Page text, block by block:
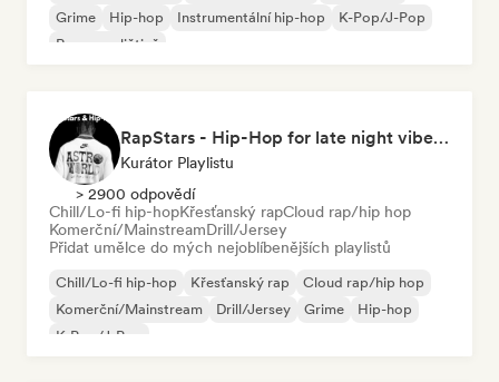
Grime
Hip-hop Instrumentální hip-hop
K-Pop/J-Pop
Rap v angličtině
RapStars - Hip-Hop for late night vibes (by Music Outsider)
Kurátor Playlistu
> 2900 odpovědí
Chill/Lo-fi hip-hopKřesťanský rapCloud rap/hip hop
Komerční/MainstreamDrill/Jersey
Přidat umělce do mých nejoblíbenějších playlistů
Chill/Lo-fi hip-hop Křesťanský rap
Cloud rap/hip hop
Komerční/Mainstream
Drill/Jersey Grime
Hip-hop
K-Pop/J-Pop